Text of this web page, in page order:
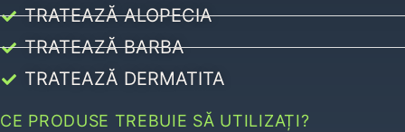
TRATEAZĂ ALOPECIA
TRATEAZĂ BARBA
TRATEAZĂ DERMATITA
CE PRODUSE TREBUIE SĂ UTILIZAȚI?